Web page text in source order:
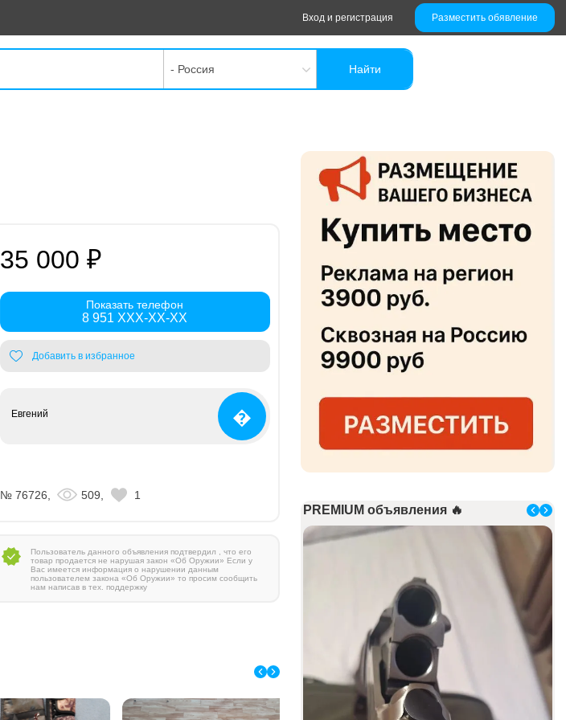
Вход и регистрация Разместить обявление
- Россия Найти
35 000 ₽
Показать телефон
8 951 XXX-XX-XX
Добавить в избранное
Евгений �
№ 76726, 509, 1
Пользователь данного объявления подтвердил , что его
товар продается не нарушая закон «Об Оружии» Если у
Вас имеется информация о нарушении данным
пользователем закона «Об Оружии» то просим сообщить
нам написав в тех. поддержку
PREMIUM объявления 🔥